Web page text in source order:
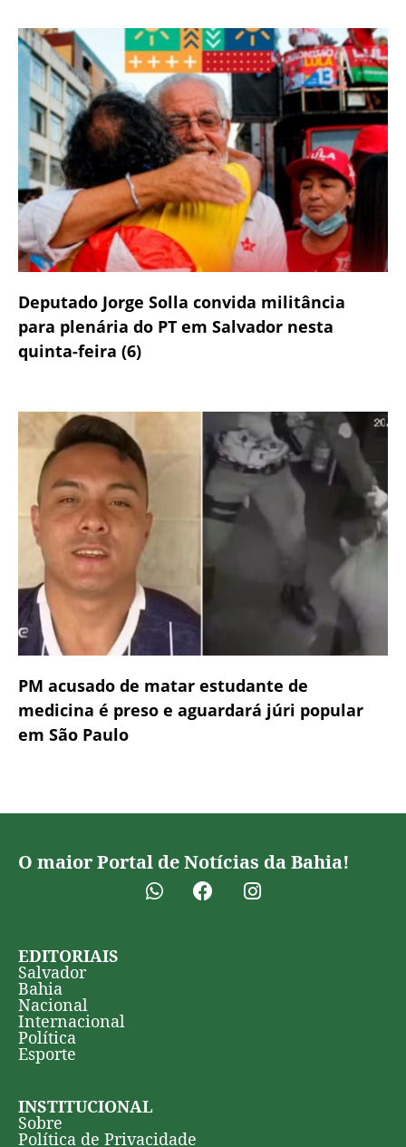
Deputado Jorge Solla convida militância
para plenária do PT em Salvador nesta
quinta-feira (6)
PM acusado de matar estudante de
medicina é preso e aguardará júri popular
em São Paulo
O maior Portal de Notícias da Bahia!
EDITORIAIS
Salvador
Bahia
Nacional
Internacional
Política
Esporte
INSTITUCIONAL
Sobre
Política de Privacidade